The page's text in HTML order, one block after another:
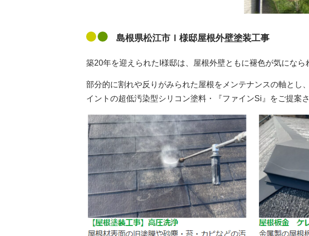
島根県松江市Ｉ様邸屋根外壁塗装工事
築20年を迎えられた 様邸は、屋根外壁ともに褪色が気になら
部分的に割れや反りがみられた屋根をメンテナンスの軸と
イントの超低汚染型シリコン塗料・『ファインSi』をご提案